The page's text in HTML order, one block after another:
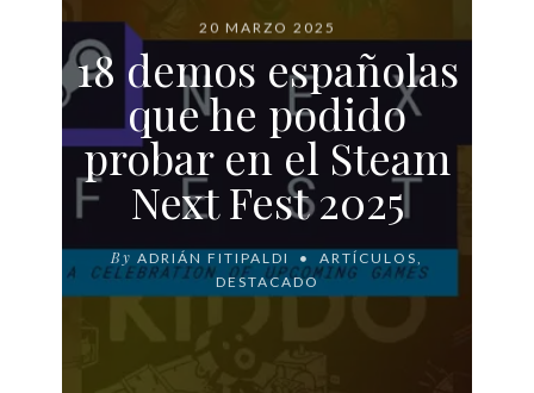
20 MARZO 2025
18 demos españolas
que he podido
probar en el Steam
Next Fest 2025
By ADRIÁN FITIPALDI ARTÍCULOS
DESTACADO